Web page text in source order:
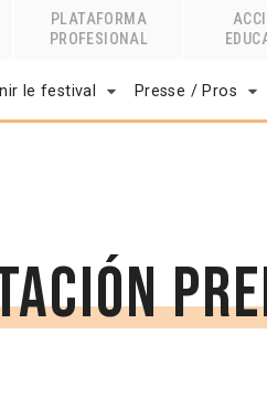
PLATAFORMA
PROFESIONAL
le festival Presse / Pros